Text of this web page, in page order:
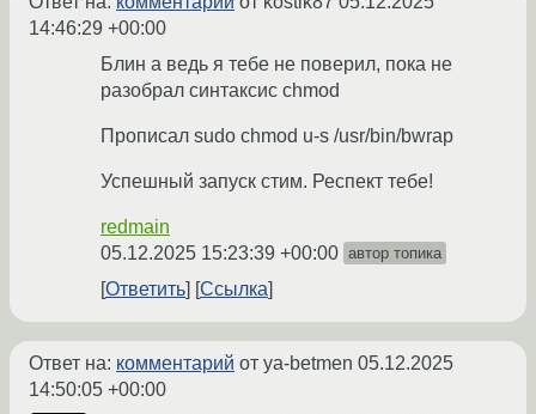
14:46:29 +00:00
Блин а ведь я тебе не поверил, пока не
разобрал синтаксис chmod
Прописал sudo chmod u-s /usr/bin/bwrap
Успешный запуск стим. Респект тебе!
redmain
05.12.2025 15:23:39 +00:00 автор топика
Ответить Ссылка
Ответ на: комментарий от ya-betmen 05.12.2025
14:50:05 +00:00